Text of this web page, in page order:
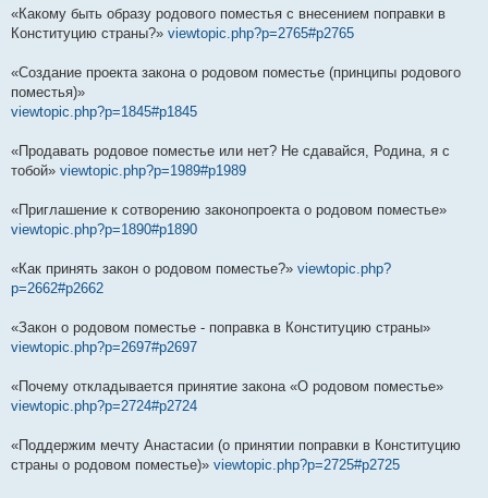
«Какому быть образу родового поместья с внесением поправки в
Конституцию страны?» viewtopic.php?p=2765#p2765
«Создание проекта закона о родовом поместье (принципы родового
поместья)»
viewtopic.php?p=1845#p1845
«Продавать родовое поместье или нет? Не сдавайся, Родина, я с
тобой» viewtopic.php?p=1989#p1989
«Приглашение к сотворению законопроекта о родовом поместье»
viewtopic.php?p=1890#p1890
«Как принять закон о родовом поместье?» viewtopic.php?
p=2662#p2662
«Закон о родовом поместье - поправка в Конституцию страны»
viewtopic.php?p=2697#p2697
«Почему откладывается принятие закона «О родовом поместье»
viewtopic.php?p=2724#p2724
«Поддержим мечту Анастасии (о принятии поправки в Конституцию
страны о родовом поместье)» viewtopic.php?p=2725#p2725